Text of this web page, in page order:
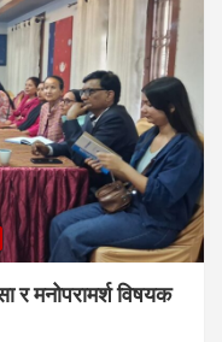
र मनोपरामर्श विषयक